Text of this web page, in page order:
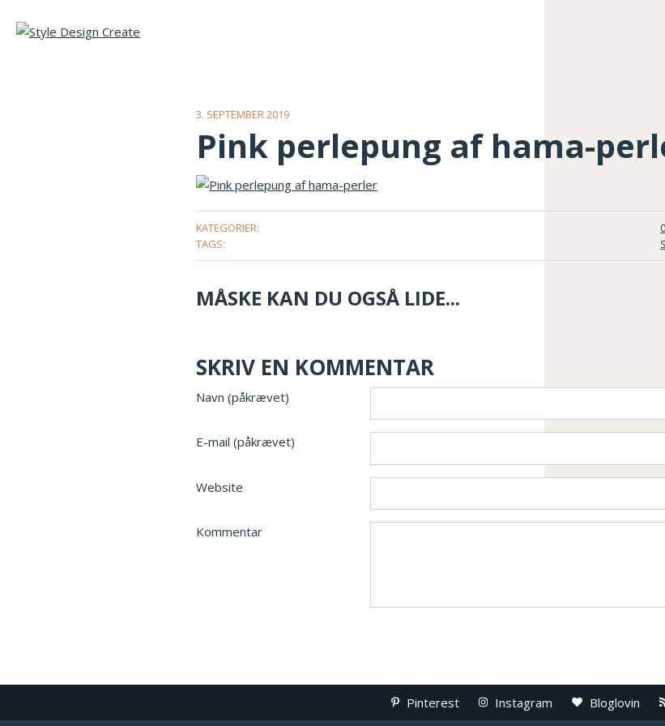
3. SEPTEMBER 2019
Pink perlepung af hama-
KATEGORIER:
TAGS:
MÅSKE KAN DU OGSÅ LIDE...
SKRIV EN KOMMENTAR
Navn (påkrævet)
E-mail (påkrævet)
Website
Kommentar
Pinterest Instagram Bloglovin